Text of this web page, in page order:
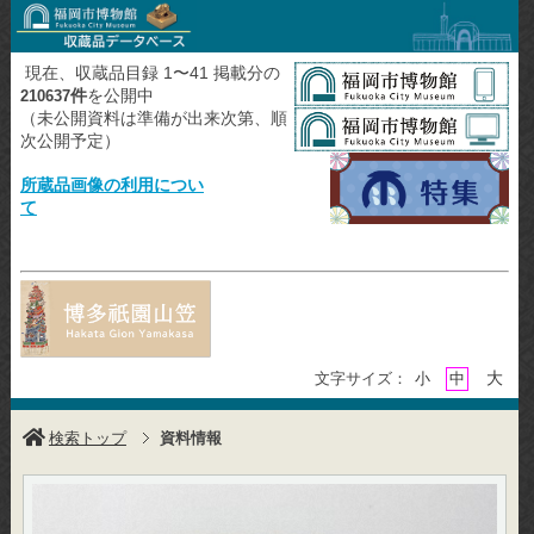
現在、収蔵品目録 1〜41 掲載分の
210637件を公開中
（未公開資料は準備が出来次第、順
次公開予定）
所蔵品画像の利用につい
て
文字サイズ： 小 中 大
検索トップ 資料情報